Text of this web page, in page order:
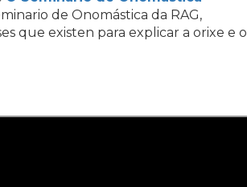
de Onomástica da RAG,
que existen para explicar a orixe e o